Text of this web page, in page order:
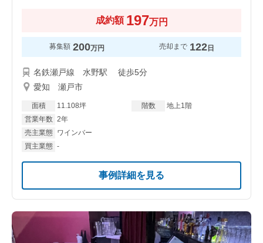
成約額 197万円
募集額 200万円 売却まで 122日
名鉄瀬戸線 水野駅 徒歩5分
愛知 瀬戸市
面積 11.108坪 階数
地上1階
営業年数 2年
売主業態
ワインバー
買主業態 -
事例詳細を見る